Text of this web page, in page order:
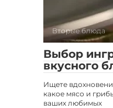
Вторые блюда
Выбор
вкусного
Ищете
какое мясо и
ваших любимых